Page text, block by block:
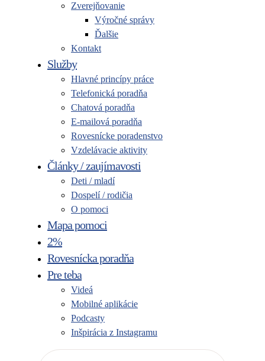
Zverejňovanie
Výročné správy
Ďalšie
Kontakt
Služby
Hlavné princípy práce
Telefonická poradňa
Chatová poradňa
E-mailová poradňa
Rovesnícke poradenstvo
Vzdelávacie aktivity
Články / zaujímavosti
Deti / mladí
Dospelí / rodičia
O pomoci
Mapa pomoci
2%
Rovesnícka poradňa
Pre teba
Videá
Mobilné aplikácie
Podcasty
Inšpirácia z Instagramu